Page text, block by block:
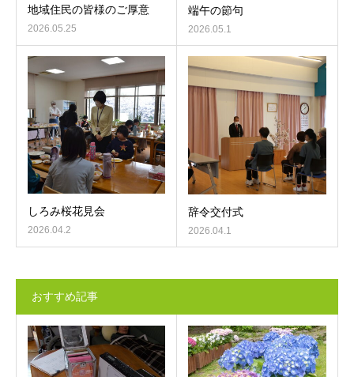
地域住民の皆様のご厚意
2026.05.25
端午の節句
2026.05.1
しろみ桜花見会
2026.04.2
辞令交付式
2026.04.1
おすすめ記事